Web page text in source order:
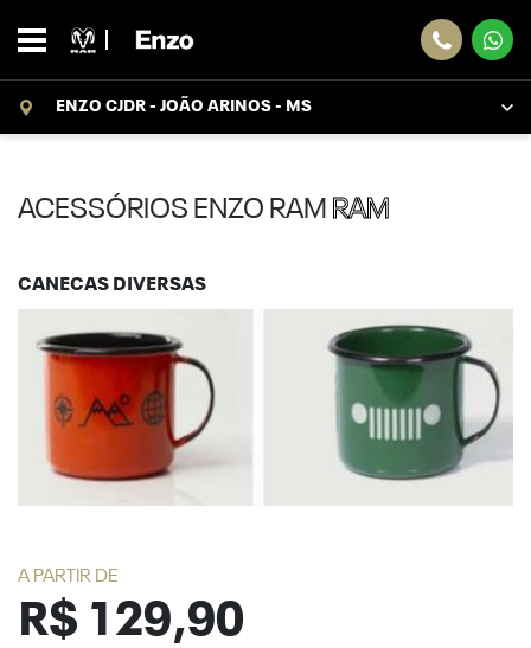
ENZO CJDR - JOÃO ARINOS - MS
ACESSÓRIOS ENZO RAM RAM
CANECAS DIVERSAS
A PARTIR DE
R$ 129,90